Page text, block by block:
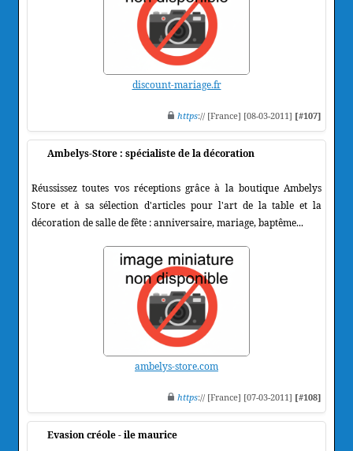
discount-mariage.fr
https:// [France] [08-03-2011] [#107]
Ambelys-Store : spécialiste de la décoration
Réussissez toutes vos réceptions grâce à la boutique Ambelys
Store et à sa sélection d'articles pour l'art de la table et la
décoration de salle de fête : anniversaire, mariage, baptême...
ambelys-store.com
https:// [France] [07-03-2011] [#108]
Evasion créole - ile maurice